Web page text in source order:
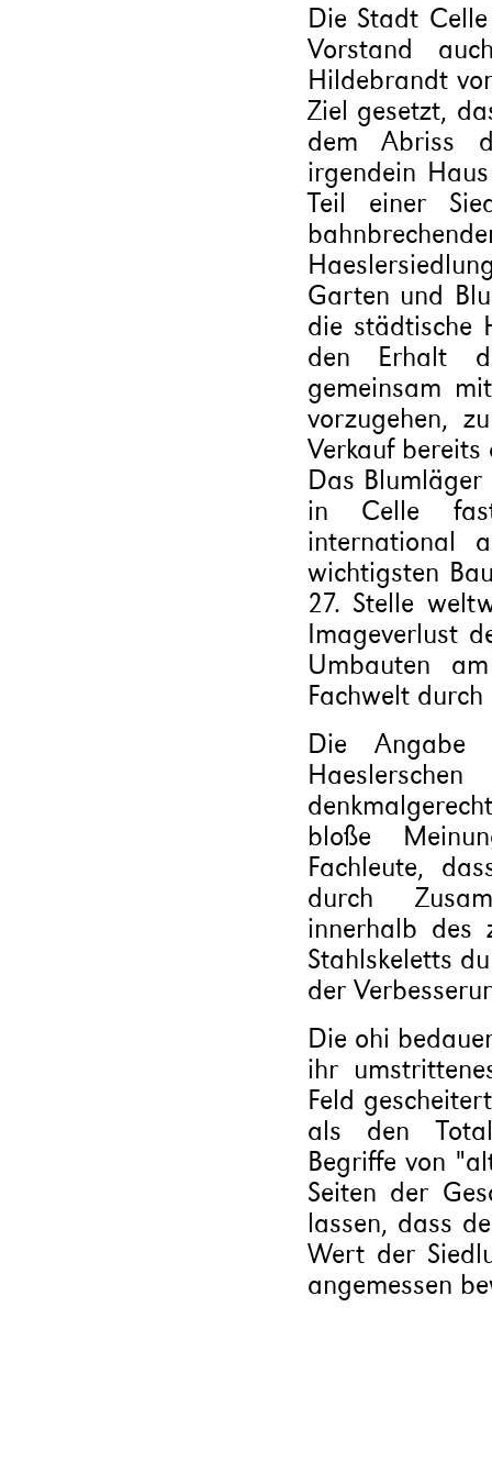
Die Stadt
Vorstand
Hildebrandt
Ziel gesetzt,
dem Abriss
irgendein
Teil einer
Garten und
die städtische
den Erhalt
gemeinsam
vorzugehen,
Verkauf
Das
in Celle
international
wichtigsten
27. Stelle
Imageverlust
Umbauten
Fachwelt
Die
bloße
Fachleute,
durch
innerhalb des
Stahlskeletts
der
Die ohi
ihr
Feld
als den
Begriffe von
Seiten der
lassen, dass
Wert der
angemessen